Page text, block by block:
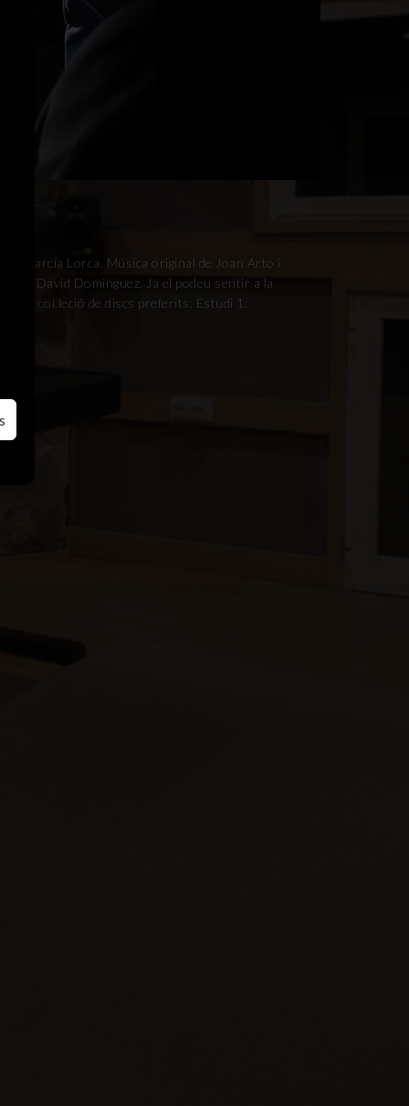
García Lorca. Música original de Joan Arto i
i David Dominguez. Ja el podeu sentir a la
col.leció de discs preferits. Estudi 1: